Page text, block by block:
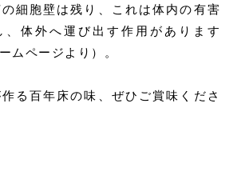
細胞壁は残り、これは体内の有害
、体外へ運び出す作用があります
ムページより）。​
る百年床の味、ぜひご賞味くださ